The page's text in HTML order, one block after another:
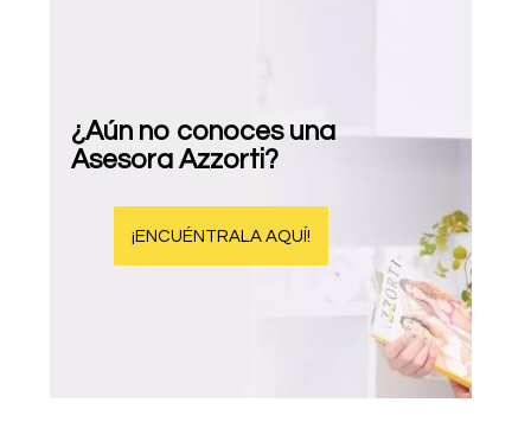
¿Aún no conoces una
Asesora Azzorti?
¡ENCUÉNTRALA AQUÍ!